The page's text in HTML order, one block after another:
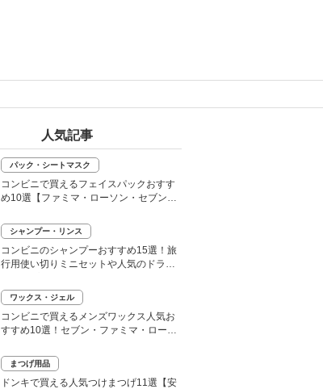
人気記事
パック・シートマスク
コンビニで買えるフェイスパックおすす
め10選【ファミマ・ローソン・セブン】
シャンプー・リンス
コンビニのシャンプーおすすめ15選！旅
行用使い切りミニセットや人気のドライ
ワックス・ジェル
コンビニで買えるメンズワックス人気お
すすめ10選！セブン・ファミマ・ローソ
まつげ用品
ドンキで買える人気つけまつげ11選【安